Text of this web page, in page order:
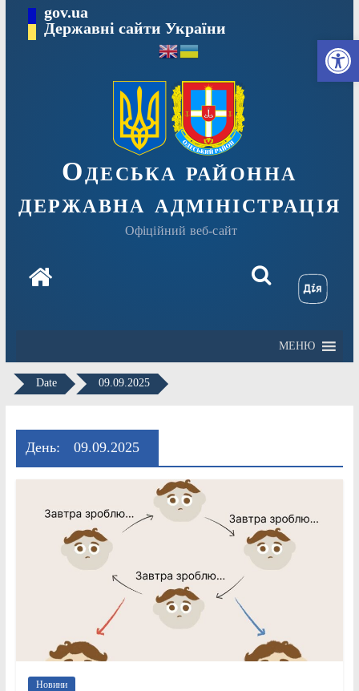
Перейтиgov.ua
Державні сайти України
Одеська районна
державна адміністрація
Офіційний веб-сайт
МЕНЮ
Date 09.09.2025
День: 09.09.2025
Новини